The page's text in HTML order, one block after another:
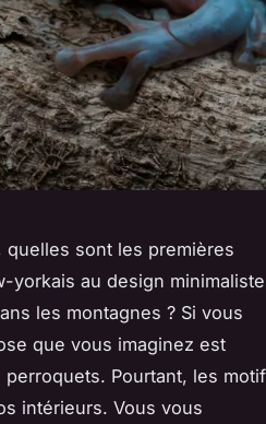
sont les premières
yorkais au design
les montagnes ? Si vous
que vous imaginez est
Pourtant, les
intérieurs. Vous vous